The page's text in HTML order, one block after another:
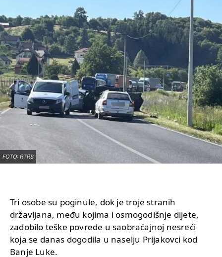
FOTO: RTRS
Tri osobe su poginule, dok je troje stranih
državljana, među kojima i osmogodišnje dijete,
zadobilo teške povrede u saobraćajnoj nesreći
koja se danas dogodila u naselju Prijakovci kod
Banje Luke.